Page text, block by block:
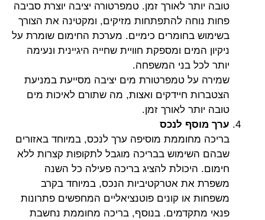
טובה יותר לאורך זמן. טמפרטורה יציבה יוצרת סביבה
פחות נוחה להתפתחות מזיקים, ומקטינה את הצורך
בשימוש בחומרים כימיים. מערכת החימום שומרת על
ניקיון המים ומספקת חוויית שחייה היגיינית ונעימה
יותר לכל בני המשפחה.
שמירה על טמפרטורת מים יציבה מסייעת במניעת
הצטברות חיידקים ואצות, מה שתורם לאיכות מים
טובה יותר לאורך זמן.
ערך מוסף לנכס
בריכה מחוממת מוסיפה ערך לנכס, במיוחד באזורים
שבהם השימוש בבריכה מוגבל לתקופות קצרות ללא
חימום. היכולת להציג בריכה פעילה כל השנה
משפרת את אטרקטיביות הנכס, במיוחד בקרב
משפחות או קונים פוטנציאליים המחפשים פתרונות
פנאי מתקדמים. בנוסף, בריכה מחוממת נחשבת